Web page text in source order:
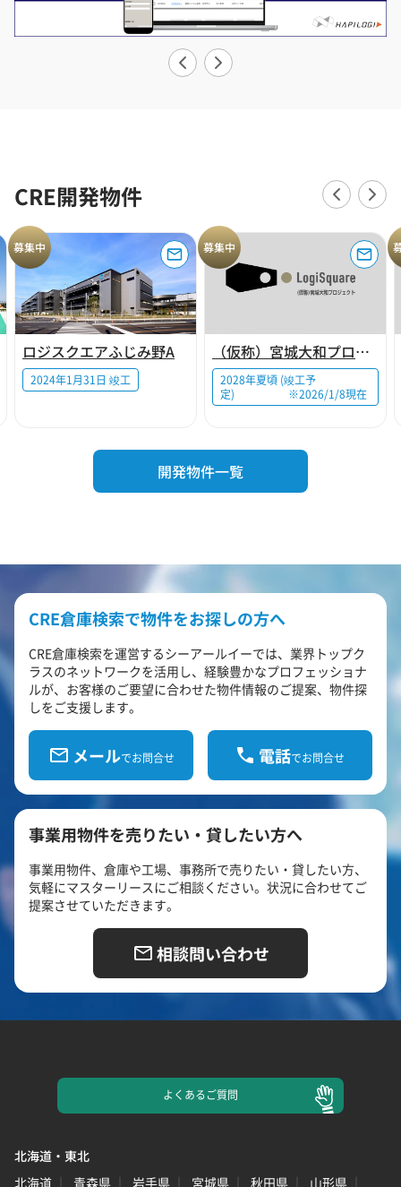
CRE開発物件
募集中
ロジスクエアふじみ野A
2024年1月31日 竣工
募集中
（仮称）宮城大和プロジェクト
2028年夏頃 (竣工予
定) ※2026/1/8現在
開発物件一覧
CRE倉庫検索で物件をお探しの方へ
CRE倉庫検索を運営するシーアールイーでは、業界トップク
ラスのネットワークを活用し、経験豊かなプロフェッショナ
ルが、お客様のご要望に合わせた物件情報のご提案、物件探
しをご支援します。
メールでお問合せ 電話でお問合せ
事業用物件を売りたい・貸したい方へ
事業用物件、倉庫や工場、事務所で売りたい・貸したい方、
気軽にマスターリースにご相談ください。状況に合わせてご
提案させていただきます。
相談問い合わせ
よくあるご質問
北海道・東北
北海道
青森県 岩手県 宮城県 秋田県
山形県